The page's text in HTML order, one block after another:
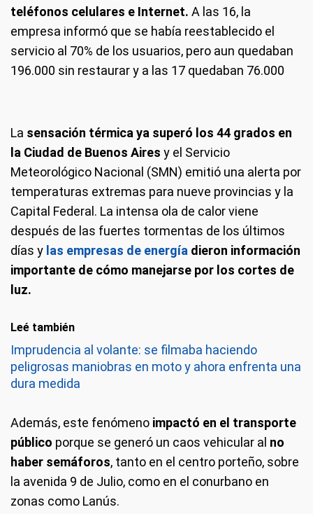
teléfonos celulares e Internet. A las 16, la
empresa informó que se había reestablecido el
servicio al 70% de los usuarios, pero aun quedaban
196.000 sin restaurar y a las 17 quedaban 76.000
La sensación térmica ya superó los 44 grados en
la Ciudad de Buenos Aires y el Servicio
Meteorológico Nacional (SMN) emitió una alerta por
temperaturas extremas para nueve provincias y la
Capital Federal. La intensa ola de calor viene
después de las fuertes tormentas de los últimos
días y las empresas de energía dieron información
importante de cómo manejarse por los cortes de
luz.
Leé también
Imprudencia al volante: se filmaba haciendo
peligrosas maniobras en moto y ahora enfrenta una
dura medida
Además, este fenómeno impactó en el transporte
público porque se generó un caos vehicular al no
haber semáforos, tanto en el centro porteño, sobre
la avenida 9 de Julio, como en el conurbano en
zonas como Lanús.